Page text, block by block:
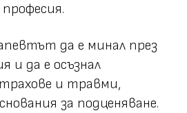
да е минал през
и да е осъзнал
и травми,
за подценяване.